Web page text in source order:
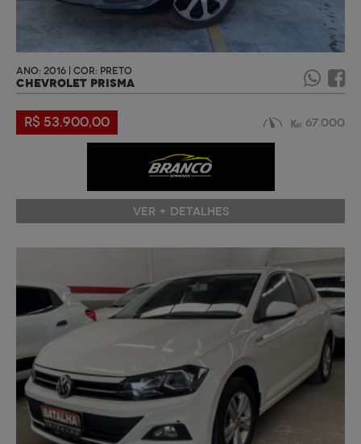
ANO: 2016 | COR: PRETO
CHEVROLET PRISMA
R$ 53.900,00 67.000
VER + DETALHES